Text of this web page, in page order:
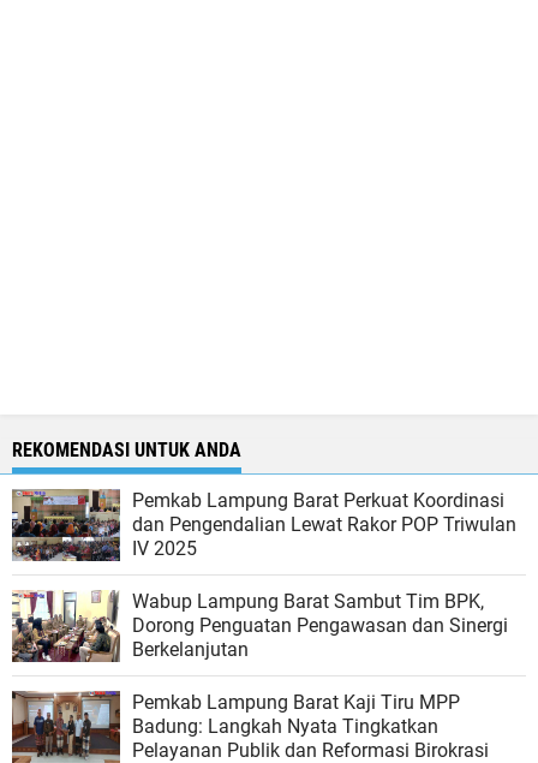
REKOMENDASI UNTUK ANDA
Pemkab Lampung Barat Perkuat Koordinasi
dan Pengendalian Lewat Rakor POP Triwulan
IV 2025
Wabup Lampung Barat Sambut Tim BPK,
Dorong Penguatan Pengawasan dan Sinergi
Berkelanjutan
Pemkab Lampung Barat Kaji Tiru MPP
Badung: Langkah Nyata Tingkatkan
Pelayanan Publik dan Reformasi Birokrasi